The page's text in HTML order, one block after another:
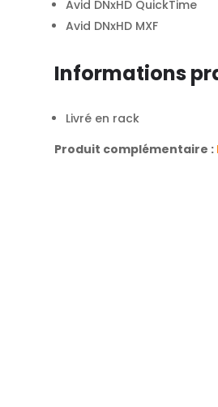
Avid DNxHD QuickTime
Avid DNxHD MXF
Informations
Livré en rack
Produit complémentaire :